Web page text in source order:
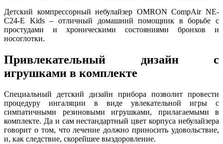
Детский компрессорный небулайзер OMRON CompAir NE-
C24-E Kids – отличный домашний помощник в борьбе с
простудами и хроническими состояниями бронхов и
носоглотки.
Привлекательный дизайн с
игрушками в комплекте
Специальный детский дизайн прибора позволит провести
процедуру ингаляции в виде увлекательной игры с
симпатичными резиновыми игрушками, прилагаемыми в
комплекте. Да и сам нестандартный цвет корпуса небулайзера
говорит о том, что лечение должно приносить удовольствие,
и, как следствие, скорейшее выздоровление.